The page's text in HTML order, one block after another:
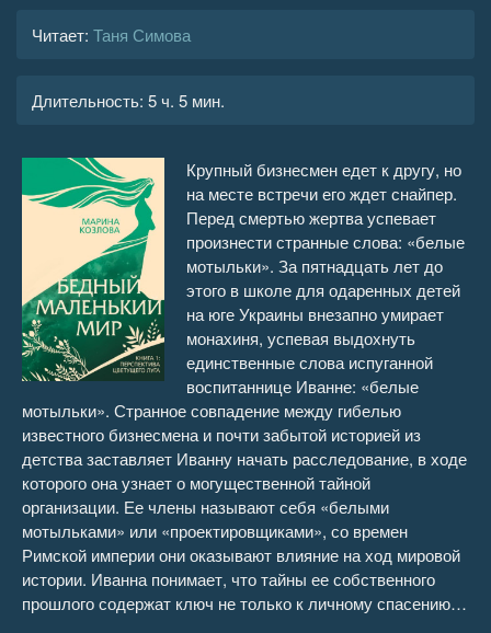
Читает: Таня Симова
Длительность: 5 ч. 5 мин.
Крупный бизнесмен едет к другу, но
на месте встречи его ждет снайпер.
Перед смертью жертва успевает
произнести странные слова: «белые
мотыльки». За пятнадцать лет до
этого в школе для одаренных детей
на юге Украины внезапно умирает
монахиня, успевая выдохнуть
единственные слова испуганной
воспитаннице Иванне: «белые
мотыльки». Странное совпадение между гибелью
известного бизнесмена и почти забытой историей из
детства заставляет Иванну начать расследование, в ходе
которого она узнает о могущественной тайной
организации. Ее члены называют себя «белыми
мотыльками» или «проектировщиками», со времен
Римской империи они оказывают влияние на ход мировой
истории. Иванна понимает, что тайны ее собственного
прошлого содержат ключ не только к личному спасению…